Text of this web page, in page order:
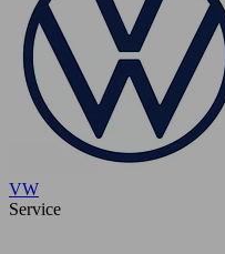
VW
Service